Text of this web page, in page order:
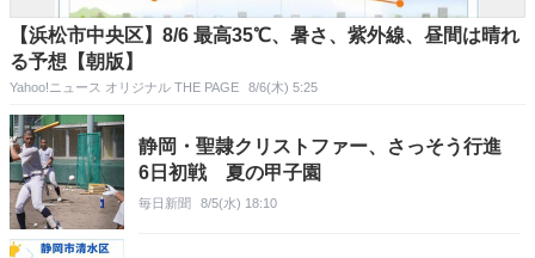
【浜松市中央区】8/6 最高35℃、暑さ、紫外線、昼間は晴れ
る予想【朝版】
Yahoo!ニュース オリジナル THE PAGE 8/6(木) 5:25
静岡・聖隷クリストファー、さっそう行進
6日初戦 夏の甲子園
毎日新聞 8/5(水) 18:10